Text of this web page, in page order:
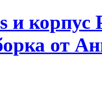
и корпус
от